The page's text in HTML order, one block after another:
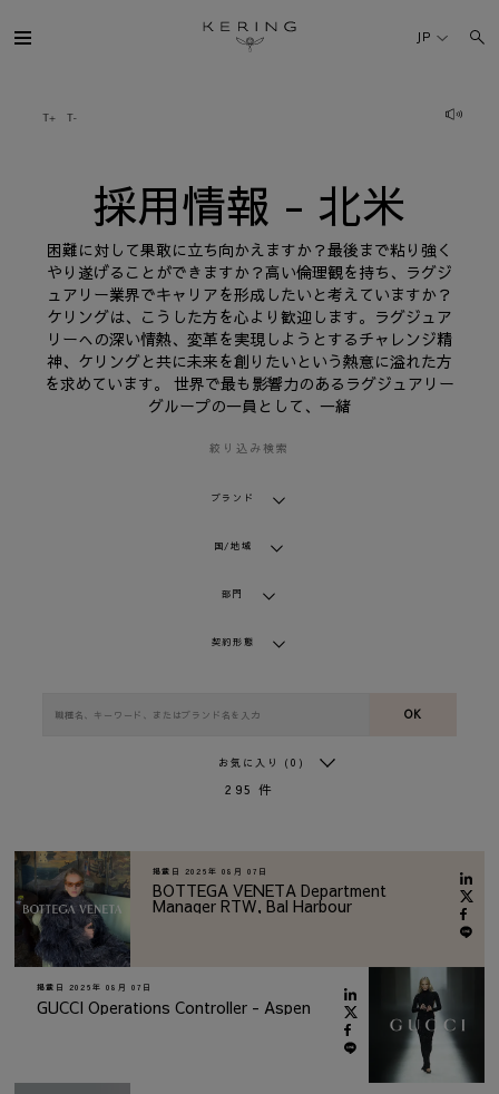
用
情
サステナビリティ
FINANCE
採用情報
JP
採用情報 - 北米
困難に対して果敢に立ち向かえますか？最後まで粘り強く
やり遂げることができますか？高い倫理観を持ち、ラグジ
ュアリー業界でキャリアを形成したいと考えていますか？
ケリングは、こうした方を心より歓迎します。ラグジュア
リーへの深い情熱、変革を実現しようとするチャレンジ精
神、ケリングと共に未来を創りたいという熱意に溢れた方
を求めています。 世界で最も影響力のあるラグジュアリー
グループの一員として、一緒
絞り込み検索
ブランド
国/地域
部門
契約形態
OK
お気に入り (0)
295 件
掲載日 2026年 08月 07日
BOTTEGA VENETA Department
Manager RTW, Bal Harbour
掲載日 2026年 08月 07日
GUCCI Operations Controller - Aspen